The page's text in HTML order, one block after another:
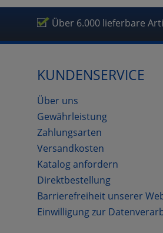
Über 6.000 lieferbare
KUNDENSERVICE
Über uns
Gewährleistung
Zahlungsarten
Versandkosten
Katalog anfordern
Direktbestellung
Barrierefreiheit unserer
Einwilligung zur